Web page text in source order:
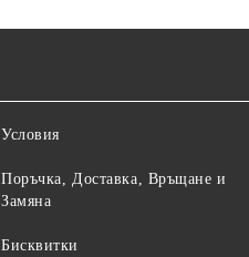
Условия
Поръчка, Доставка, Връщане и
Замяна
Бисквитки